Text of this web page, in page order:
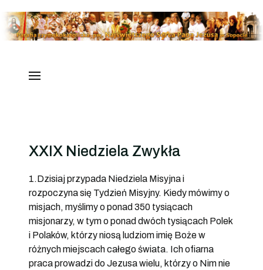
XXIX Niedziela Zwykła
1.Dzisiaj przypada Niedziela Misyjna i
rozpoczyna się Tydzień Misyjny. Kiedy mówimy o
misjach, myślimy o ponad 350 tysiącach
misjonarzy, w tym o ponad dwóch tysiącach Polek
i Polaków, którzy niosą ludziom imię Boże w
różnych miejscach całego świata. Ich ofiarna
praca prowadzi do Jezusa wielu, którzy o Nim nie